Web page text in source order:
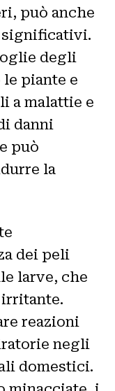
può anche
significativi.
degli
piante e
a malattie e
danni
può
la
dei peli
larve, che
irritante.
reazioni
negli
domestici.